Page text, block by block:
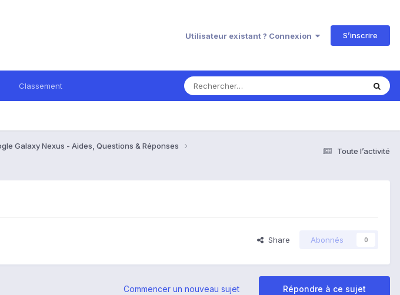
Utilisateur existant ? Connexion S’inscrire
Classement
Toute l’activité
Galaxy Nexus - Aides, Questions & Réponses
Share Abonnés 0
Répondre à ce sujet
Commencer un nouveau sujet